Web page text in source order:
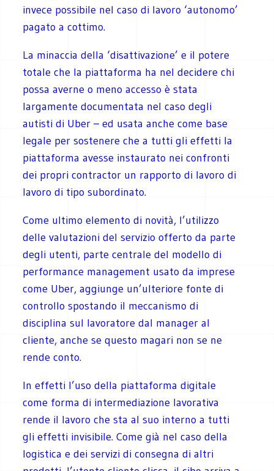
invece possibile nel caso di lavoro ‘autonomo’
pagato a cottimo.
La minaccia della ‘disattivazione’ e il potere
totale che la piattaforma ha nel decidere chi
possa averne o meno accesso è stata
largamente documentata nel caso degli
autisti di Uber – ed usata anche come base
legale per sostenere che a tutti gli effetti la
piattaforma avesse instaurato nei confronti
dei propri contractor un rapporto di lavoro di
lavoro di tipo subordinato.
Come ultimo elemento di novità, l’utilizzo
delle valutazioni del servizio offerto da parte
degli utenti, parte centrale del modello di
performance management usato da imprese
come Uber, aggiunge un’ulteriore fonte di
controllo spostando il meccanismo di
disciplina sul lavoratore dal manager al
cliente, anche se questo magari non se ne
rende conto.
In effetti l’uso della piattaforma digitale
come forma di intermediazione lavorativa
rende il lavoro che sta al suo interno a tutti
gli effetti invisibile. Come già nel caso della
logistica e dei servizi di consegna di altri